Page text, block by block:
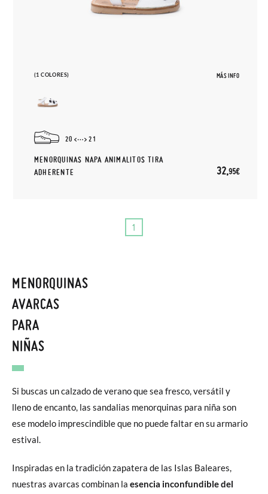
(1 COLORES) MÁS INFO
20 21
MENORQUINAS NAPA ANIMALITOS TIRA
ADHERENTE
32,95€
1
MENORQUINAS
AVARCAS
PARA
NIÑAS
Si buscas un calzado de verano que sea fresco, versátil y
lleno de encanto, las sandalias menorquinas para niña son
ese modelo imprescindible que no puede faltar en su armario
estival.
Inspiradas en la tradición zapatera de las Islas Baleares,
nuestras avarcas combinan la esencia inconfundible del